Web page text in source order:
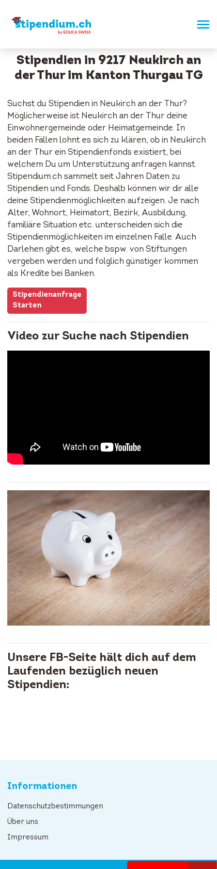
Stipendien in 9217 Neukirch an
der Thur im Kanton Thurgau TG
Suchst du Stipendien in Neukirch an der Thur?
Möglicherweise ist Neukirch an der Thur deine
Einwohnergemeinde oder Heimatgemeinde. In
beiden Fällen lohnt es sich zu klären, ob in Neukirch
an der Thur ein Stipendienfonds existiert, bei
welchem Du um Unterstützung anfragen kannst.
Stipendium.ch sammelt seit Jahren Daten zu
Stipendien und Fonds. Deshalb können wir dir alle
deine Stipendienmöglichkeiten aufzeigen. Je nach
Alter, Wohnort, Heimatort, Bezirk, Ausbildung,
familiäre Situation etc. unterscheiden sich die
Stipendienmöglichkeiten im einzelnen Falle. Auch
Darlehen gibt es, welche bspw. von Stiftungen
vergeben werden und folglich günstiger kommen
als Kredite bei Banken.
Stipendienanfrage
Starten
Video zur Suche nach Stipendien
Unsere FB-Seite hält dich auf dem
Laufenden bezüglich neuen
Stipendien:
Informationen
Datenschutzbestimmungen
Über uns
Impressum